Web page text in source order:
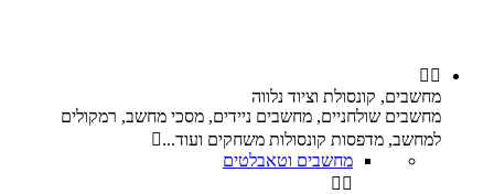
 
מחשבים, קונסולת וציוד נלווה
מחשבים שולחניים, מחשבים ניידים, מסכי מחשב, רמקולים
למחשב, מדפסות קונסולות משחקים ועוד...
מחשבים וטאבלטים
 